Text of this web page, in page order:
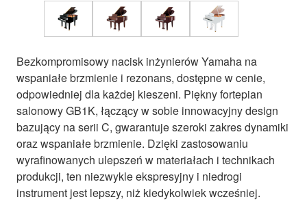
Bezkompromisowy nacisk inżynierów Yamaha na
wspaniałe brzmienie i rezonans, dostępne w cenie,
odpowiedniej dla każdej kieszeni. Piękny fortepian
salonowy GB1K, łączący w sobie innowacyjny design
bazujący na serii C, gwarantuje szeroki zakres dynamiki
oraz wspaniałe brzmienie. Dzięki zastosowaniu
wyrafinowanych ulepszeń w materiałach i technikach
produkcji, ten niezwykle ekspresyjny i niedrogi
instrument jest lepszy, niż kiedykolwiek wcześniej.